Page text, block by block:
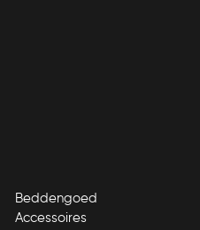
Beddengoed
Accessoires